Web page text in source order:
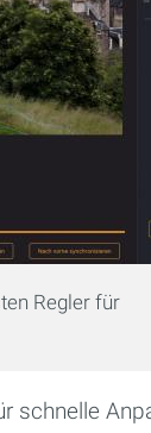
Regler für
schnelle